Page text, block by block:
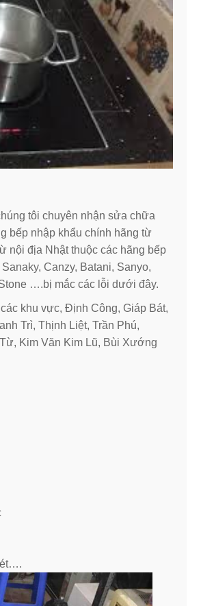
tôi chuyên nhận sửa chữa
bếp nhập khẩu chính hãng từ
nội địa Nhật thuộc các hãng bếp
Canzy, Batani, Sanyo,
….bị mắc các lỗi dưới đây.
khu vực, Định Công, Giáp Bát,
Trì, Thịnh Liệt, Trần Phú,
Kim Văn Kim Lũ, Bùi Xướng